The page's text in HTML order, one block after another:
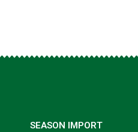
SEASON IMPORT